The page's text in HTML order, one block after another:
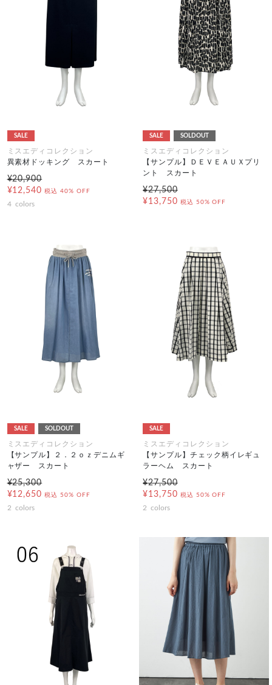
SALE
ミスエディコレクション
異素材ドッキング スカート
¥20,900
¥12,540 税込 40% OFF
4 colors
SALE SOLDOUT
ミスエディコレクション
【サンプル】ＤＥＶＥＡＵＸプリ
ント スカート
¥27,500
¥13,750 税込 50% OFF
SALE SOLDOUT
ミスエディコレクション
【サンプル】２．２ｏｚデニムギ
ャザー スカート
¥25,300
¥12,650 税込 50% OFF
2 colors
SALE
ミスエディコレクション
【サンプル】チェック柄イレギュ
ラーヘム スカート
¥27,500
¥13,750 税込 50% OFF
2 colors